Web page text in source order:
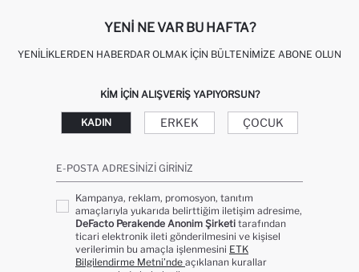
YENI NE VAR BU HAFTA?
YENILIKLERDEN HABERDAR OLMAK İÇIN BÜLTENIMIZE ABONE OLUN
KIM IÇIN ALIŞVERIŞ YAPIYORSUN?
KADIN ERKEK ÇOCUK
E-POSTA ADRESINIZI GIRINIZ
Kampanya, reklam, promosyon, tanıtım
amaçlarıyla yukarıda belirttiğim iletişim adresime,
DeFacto Perakende Anonim Şirketi tarafından
ticari elektronik ileti gönderilmesini ve kişisel
verilerimin bu amaçla işlenmesini ETK
Bilgilendirme Metni’nde açıklanan kurallar